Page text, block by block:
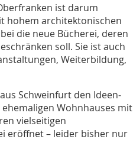
ist darum
hohem architektonischen
die neue Bücherei, deren
soll. Sie ist auch
Weiterbildung,
Schweinfurt den Ideen-
Wohnhauses mit
vielseitigen
eröffnet – leider bisher nur